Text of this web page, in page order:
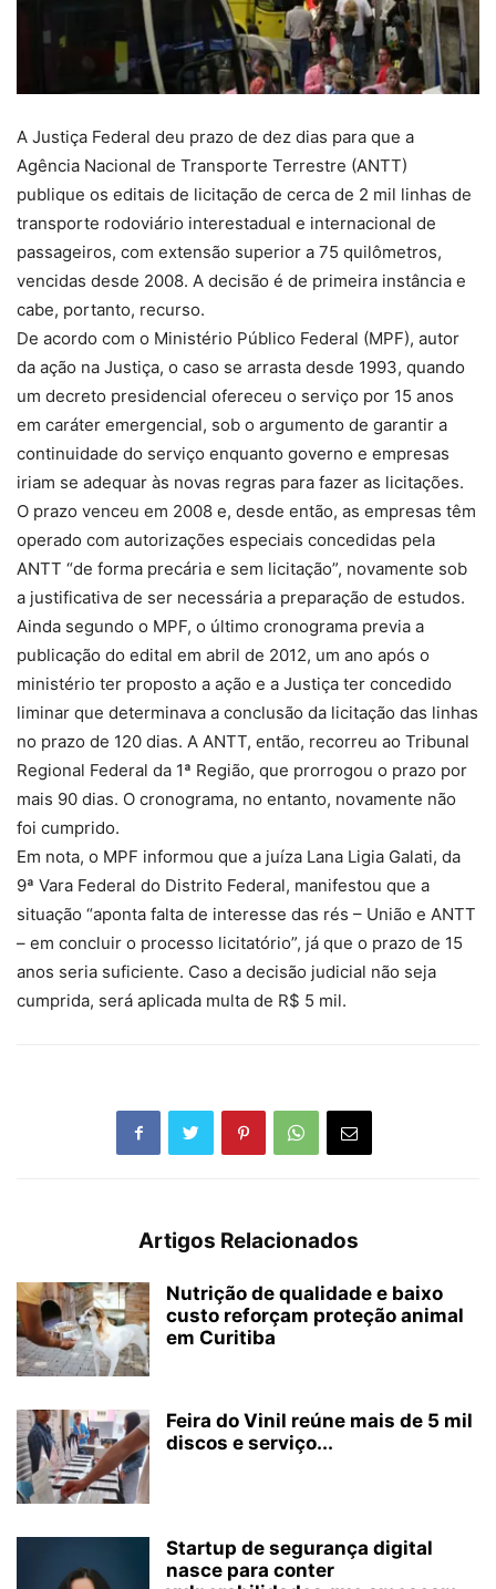
A Justiça Federal deu prazo de dez dias para que a
Agência Nacional de Transporte Terrestre (ANTT)
publique os editais de licitação de cerca de 2 mil linhas de
transporte rodoviário interestadual e internacional de
passageiros, com extensão superior a 75 quilômetros,
vencidas desde 2008. A decisão é de primeira instância e
cabe, portanto, recurso.
De acordo com o Ministério Público Federal (MPF), autor
da ação na Justiça, o caso se arrasta desde 1993, quando
um decreto presidencial ofereceu o serviço por 15 anos
em caráter emergencial, sob o argumento de garantir a
continuidade do serviço enquanto governo e empresas
iriam se adequar às novas regras para fazer as licitações.
O prazo venceu em 2008 e, desde então, as empresas têm
operado com autorizações especiais concedidas pela
ANTT “de forma precária e sem licitação”, novamente sob
a justificativa de ser necessária a preparação de estudos.
Ainda segundo o MPF, o último cronograma previa a
publicação do edital em abril de 2012, um ano após o
ministério ter proposto a ação e a Justiça ter concedido
liminar que determinava a conclusão da licitação das linhas
no prazo de 120 dias. A ANTT, então, recorreu ao Tribunal
Regional Federal da 1ª Região, que prorrogou o prazo por
mais 90 dias. O cronograma, no entanto, novamente não
foi cumprido.
Em nota, o MPF informou que a juíza Lana Ligia Galati, da
9ª Vara Federal do Distrito Federal, manifestou que a
situação “aponta falta de interesse das rés – União e ANTT
– em concluir o processo licitatório”, já que o prazo de 15
anos seria suficiente. Caso a decisão judicial não seja
cumprida, será aplicada multa de R$ 5 mil.
Artigos Relacionados
Nutrição de qualidade e baixo
custo reforçam proteção animal
em Curitiba
Feira do Vinil reúne mais de 5 mil
discos e serviço...
Startup de segurança digital
nasce para conter